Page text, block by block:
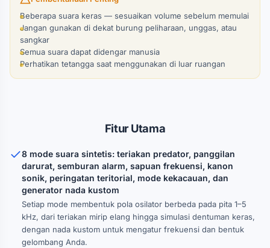
Beberapa suara keras — sesuaikan volume sebelum memulai
Jangan gunakan di dekat burung peliharaan, unggas, atau
sangkar
Semua suara dapat didengar manusia
Perhatikan tetangga saat menggunakan di luar ruangan
Fitur Utama
8 mode suara sintetis: teriakan predator, panggilan
darurat, semburan alarm, sapuan frekuensi, kanon
sonik, peringatan teritorial, mode kekacauan, dan
generator nada kustom
Setiap mode membentuk pola osilator berbeda pada pita 1–5
kHz, dari teriakan mirip elang hingga simulasi dentuman keras,
dengan nada kustom untuk mengatur frekuensi dan bentuk
gelombang Anda.